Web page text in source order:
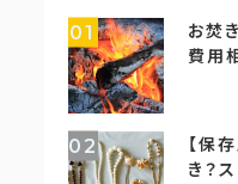
01
お焚
費用
02
【保
き？